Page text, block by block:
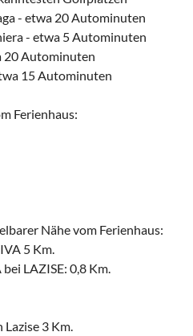
- etwa 20 Autominuten
- etwa 5 Autominuten
20 Autominuten
15 Autominuten
Ferienhaus:
Nähe vom Ferienhaus:
5 Km.
LAZISE: 0,8 Km.
3 Km.